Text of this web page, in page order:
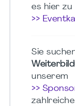
es hier zu
>>
Sie
unserem
>>